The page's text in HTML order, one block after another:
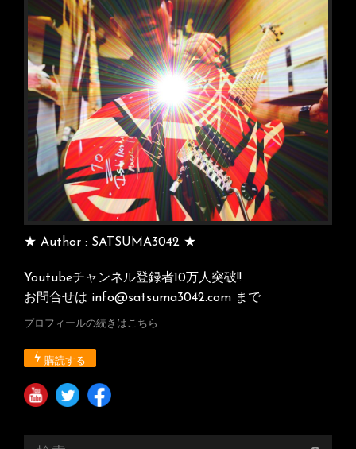
ョ
ン
★ Author : SATSUMA3042 ★
Youtubeチャンネル登録者10万人突破!!
お問合せは info@satsuma3042.com まで
プロフィールの続きはこちら
購読する